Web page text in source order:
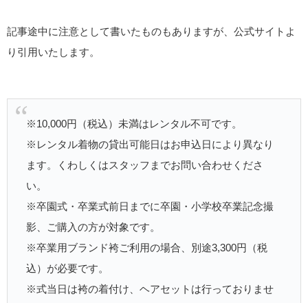
記事途中に注意として書いたものもありますが、公式サイトよ
り引用いたします。
※10,000円（税込）未満はレンタル不可です。
※レンタル着物の貸出可能日はお申込日により異なり
ます。くわしくはスタッフまでお問い合わせくださ
い。
※卒園式・卒業式前日までに卒園・小学校卒業記念撮
影、ご購入の方が対象です。
※卒業用ブランド袴ご利用の場合、別途3,300円（税
込）が必要です。
※式当日は袴の着付け、ヘアセットは行っておりませ